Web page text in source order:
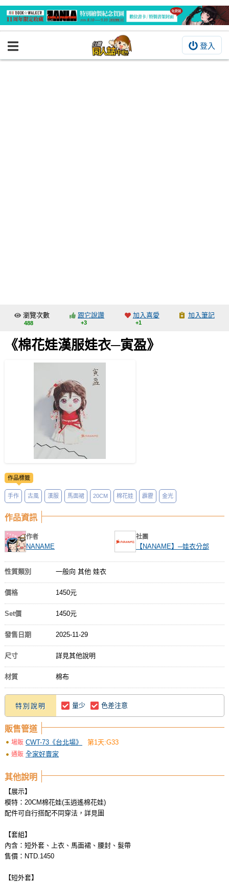
登入
BOOKY書集倉庫
交流中心
攤位轉讓區
註冊會員
登入
瀏覽次數
488
跟它說讚
+3
加入喜愛
+1
加入筆記
《棉花娃漢服娃衣─寅盈》
作品標籤
手作 古風 漢服 馬面裙 20CM 棉花娃 霹靂 金光
作品資訊
作者
NANAME
社團
【NANAME】─娃衣分部
性質類別 一般向 其他 娃衣
價格 1450元
Set價 1450元
發售日期 2025-11-29
尺寸 詳見其他說明
材質 棉布
特別說明 量少 色差注意
販售管道
場販 CWT-73《台北場》 第1天:G33
通販 全家好賣家
其他說明
【展示】
模特：20CM棉花娃(玉逍遙棉花娃)
配件可自行搭配不同穿法，詳見圖
【套組】
內含：短外套、上衣、馬面裙、腰封、髮帶
售價：NTD.1450
【短外套】